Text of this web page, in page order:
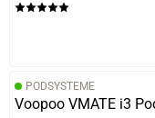
PODSYSTEME
Voopoo VMATE i3